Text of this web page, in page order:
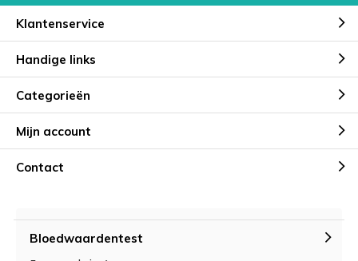
Klantenservice
Handige links
Categorieën
Mijn account
Contact
Bloedwaardentest